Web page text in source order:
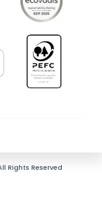
Rights Reserved